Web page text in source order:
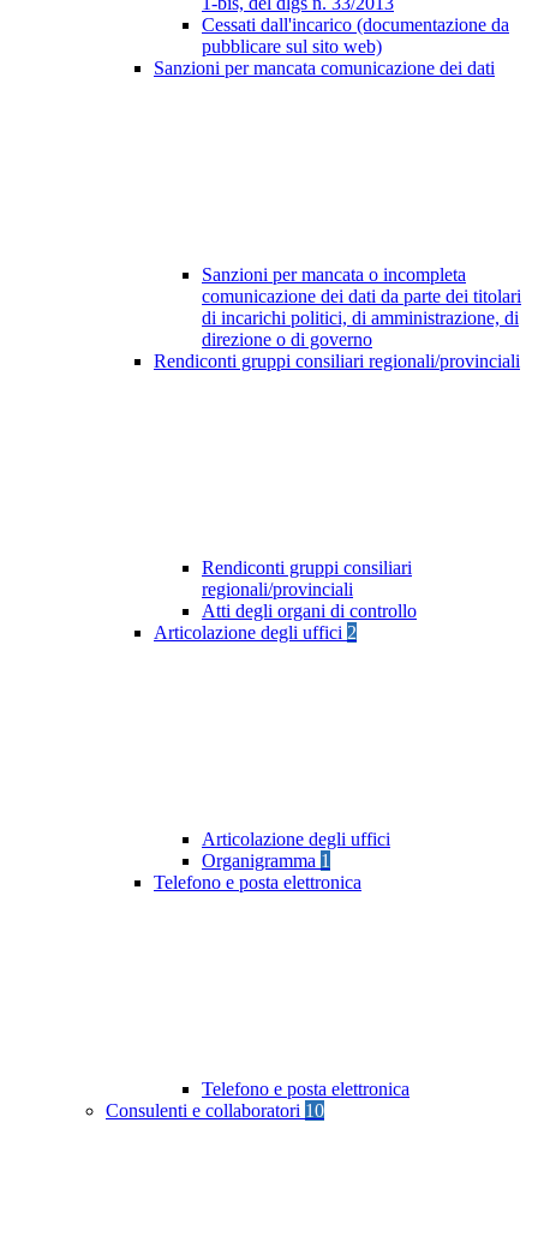
Cessati dall'incarico (documentazione da
pubblicare sul sito web)
Sanzioni per mancata comunicazione dei dati
Sanzioni per mancata o incompleta
comunicazione dei dati da parte dei titolari
di incarichi politici, di amministrazione, di
direzione o di governo
Rendiconti gruppi consiliari regionali/provinciali
Rendiconti gruppi consiliari
regionali/provinciali
Atti degli organi di controllo
Articolazione degli uffici 2
Articolazione degli uffici
Organigramma 1
Telefono e posta elettronica
Telefono e posta elettronica
Consulenti e collaboratori 10